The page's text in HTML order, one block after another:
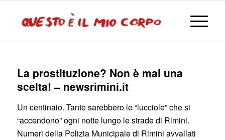
La prostituzione? Non è mai una
scelta! – newsrimini.it
Un centinaio. Tante sarebbero le “lucciole” che si
“accendono” ogni notte lungo le strade di Rimini.
Numeri della Polizia Municipale di Rimini avvallati